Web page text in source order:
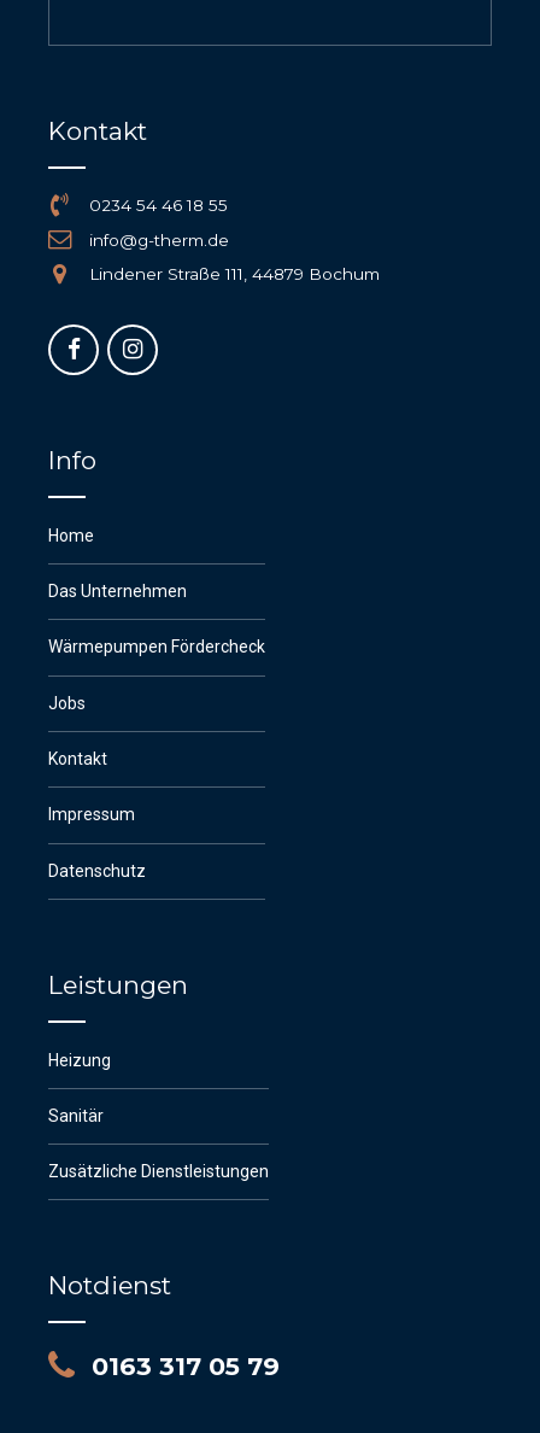
Kontakt
0234 54 46 18 55
info@g-therm.de
Lindener Straße 111, 44879 Bochum
Info
Home
Das Unternehmen
Wärmepumpen Fördercheck
Jobs
Kontakt
Impressum
Datenschutz
Leistungen
Heizung
Sanitär
Zusätzliche Dienstleistungen
Notdienst
0163 317 05 79